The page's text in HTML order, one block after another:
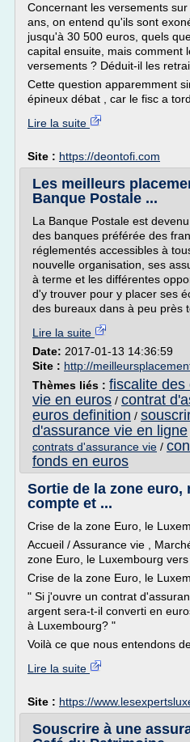
Concernant les versements
ans, on entend qu'ils sont
jusqu'à 30 500 euros, quels
capital ensuite, mais comment
versements ? Déduit-il les
Cette question apparemment
épineux débat , car le fisc a
Lire la suite
Site : https://deontofi.com
Les meilleurs
Banque Postale ...
La Banque Postale est
des banques préférée des
réglementés accessibles à
nouvelle organisation, ses
à terme et les différentes
d'y trouver pour y placer ses
des bureaux dans à peu près
Lire la suite
Date: 2017-01-13 14:36:59
Site : http://
Thèmes liés : fiscalite des
vie en euros / contrat
euros definition /
d'assurance vie en ligne
contrats d'assurance vie /
fonds en euros
Sortie de la zone euro,
compte et ...
Crise de la zone Euro, le
Accueil / Assurance vie ,
zone Euro, le Luxembourg
Crise de la zone Euro, le
" Si j'ouvre un contrat
argent sera-t-il converti en
à Luxembourg? "
Voilà ce que nous entendons de
Lire la suite
Site : https://
Souscrire à une